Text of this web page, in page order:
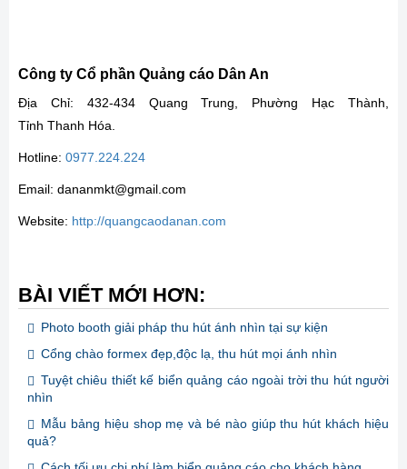
Công ty Cổ phần Quảng cáo Dân An
Địa Chỉ: 432-434 Quang Trung, Phường Hạc Thành,
Tỉnh Thanh Hóa.
Hotline: 0977.224.224
Email: dananmkt@gmail.com
Website: http://quangcaodanan.com
BÀI VIẾT MỚI HƠN:
Photo booth giải pháp thu hút ánh nhìn tại sự kiện
Cổng chào formex đẹp,độc lạ, thu hút mọi ánh nhìn
Tuyệt chiêu thiết kế biển quảng cáo ngoài trời thu hút người
nhìn
Mẫu bảng hiệu shop mẹ và bé nào giúp thu hút khách hiệu
quả?